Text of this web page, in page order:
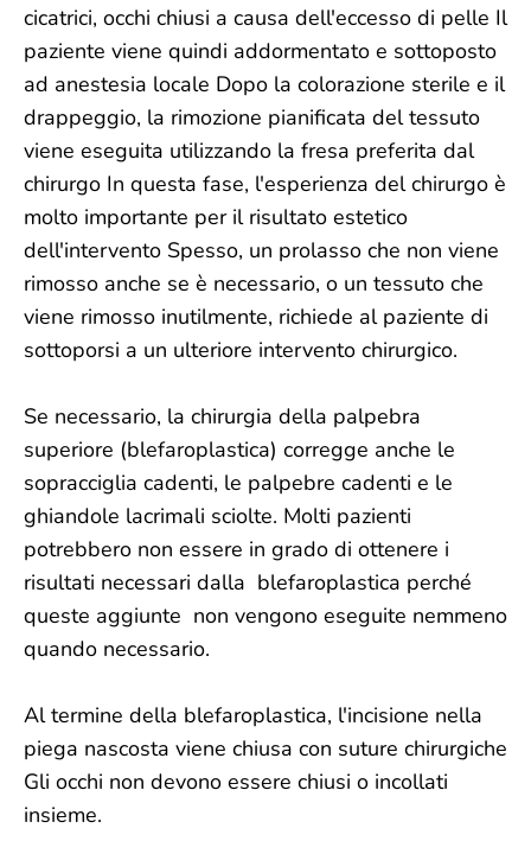
cicatrici, occhi chiusi a causa dell'eccesso di pelle Il
paziente viene quindi addormentato e sottoposto
ad anestesia locale Dopo la colorazione sterile e il
drappeggio, la rimozione pianificata del tessuto
viene eseguita utilizzando la fresa preferita dal
chirurgo In questa fase, l'esperienza del chirurgo è
molto importante per il risultato estetico
dell'intervento Spesso, un prolasso che non viene
rimosso anche se è necessario, o un tessuto che
viene rimosso inutilmente, richiede al paziente di
sottoporsi a un ulteriore intervento chirurgico.
Se necessario, la chirurgia della palpebra
superiore (blefaroplastica) corregge anche le
sopracciglia cadenti, le palpebre cadenti e le
ghiandole lacrimali sciolte. Molti pazienti
potrebbero non essere in grado di ottenere i
risultati necessari dalla blefaroplastica perché
queste aggiunte non vengono eseguite nemmeno
quando necessario.
Al termine della blefaroplastica, l'incisione nella
piega nascosta viene chiusa con suture chirurgiche
Gli occhi non devono essere chiusi o incollati
insieme.